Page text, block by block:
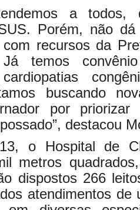
a todos,
Porém, não dá
recursos da
Já temos
buscando
por
destacou
o Hospital de
metros
dispostos 266
atendimentos de